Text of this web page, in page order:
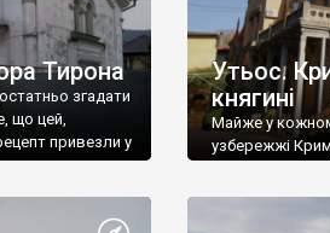
Тирона
згадати
що цей,
привезли у
Утьос.
княгині
Майже у
узбережжі